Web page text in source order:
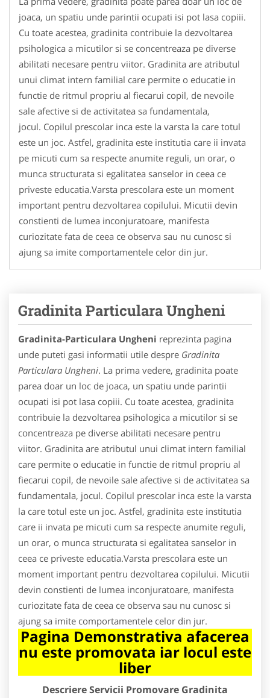
joaca, un spatiu unde parintii ocupati isi pot lasa copiii.
Cu toate acestea, gradinita contribuie la dezvoltarea
psihologica a micutilor si se concentreaza pe diverse
abilitati necesare pentru viitor. Gradinita are atributul
unui climat intern familial care permite o educatie in
functie de ritmul propriu al fiecarui copil, de nevoile
sale afective si de activitatea sa fundamentala,
jocul. Copilul prescolar inca este la varsta la care totul
este un joc. Astfel, gradinita este institutia care ii invata
pe micuti cum sa respecte anumite reguli, un orar, o
munca structurata si egalitatea sanselor in ceea ce
priveste educatia.Varsta prescolara este un moment
important pentru dezvoltarea copilului. Micutii devin
constienti de lumea inconjuratoare, manifesta
curiozitate fata de ceea ce observa sau nu cunosc si
ajung sa imite comportamentele celor din jur.
Gradinita Particulara Ungheni
Gradinita-Particulara Ungheni reprezinta pagina
unde puteti gasi informatii utile despre Gradinita
Particulara Ungheni. La prima vedere, gradinita poate
parea doar un loc de joaca, un spatiu unde parintii
ocupati isi pot lasa copiii. Cu toate acestea, gradinita
contribuie la dezvoltarea psihologica a micutilor si se
concentreaza pe diverse abilitati necesare pentru
viitor. Gradinita are atributul unui climat intern familial
care permite o educatie in functie de ritmul propriu al
fiecarui copil, de nevoile sale afective si de activitatea sa
fundamentala, jocul. Copilul prescolar inca este la varsta
la care totul este un joc. Astfel, gradinita este institutia
care ii invata pe micuti cum sa respecte anumite reguli,
un orar, o munca structurata si egalitatea sanselor in
ceea ce priveste educatia.Varsta prescolara este un
moment important pentru dezvoltarea copilului. Micutii
devin constienti de lumea inconjuratoare, manifesta
curiozitate fata de ceea ce observa sau nu cunosc si
ajung sa imite comportamentele celor din jur.
Pagina Demonstrativa afacerea
nu este promovata iar locul este
liber
Descriere Servicii Promovare Gradinita